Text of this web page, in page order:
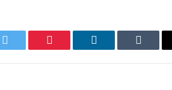
Twitter PinterestLinkedIn Tumblr